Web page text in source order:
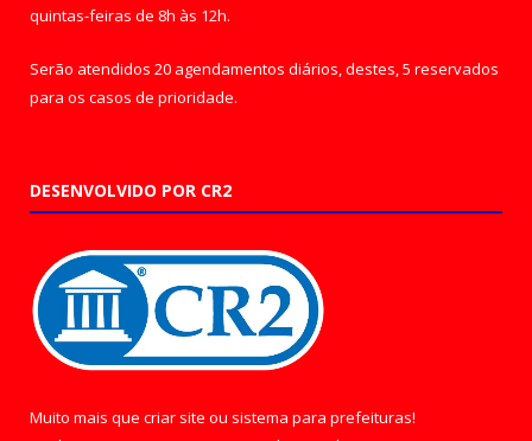
quintas-feiras de 8h às 12h.
Serão atendidos 20 agendamentos diários, destes, 5 reservados
para os casos de prioridade.
DESENVOLVIDO POR CR2
Muito mais que criar site ou sistema para prefeituras!